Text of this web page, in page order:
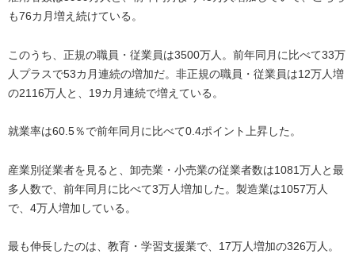
も76カ月増え続けている。
このうち、正規の職員・従業員は3500万人。前年同月に比べて33万
人プラスで53カ月連続の増加だ。非正規の職員・従業員は12万人増
の2116万人と、19カ月連続で増えている。
就業率は60.5％で前年同月に比べて0.4ポイント上昇した。
産業別従業者を見ると、卸売業・小売業の従業者数は1081万人と最
多人数で、前年同月に比べて3万人増加した。製造業は1057万人
で、4万人増加している。
最も伸長したのは、教育・学習支援業で、17万人増加の326万人。